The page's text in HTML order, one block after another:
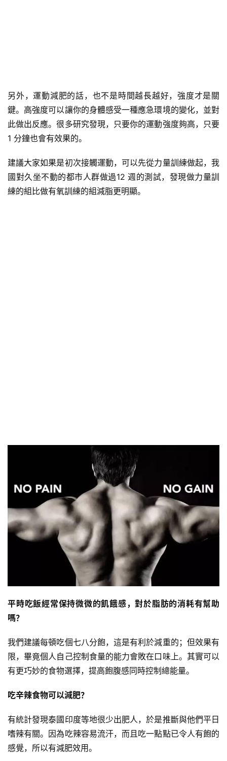
減
脂
計
另外，運動減肥的話，也不是時間越長越好，強度才是關
鍵。高強度可以讓你的身體感受一種應急環境的變化，並對
此做出反應。很多研究發現，只要你的運動強度夠高，只要
1 分鐘也會有效果的。
建議大家如果是初次接觸運動，可以先從力量訓練做起，我
國對久坐不動的都市人群做過12 週的測試，發現做力量訓
練的組比做有氧訓練的組減脂更明顯。
平時吃飯經常保持微微的飢餓感，對於脂肪的消耗有幫助
嗎？
我們建議每頓吃個七八分飽，這是有利於減重的；但效果有
限，畢竟個人自己控制食量的能力會敗在口味上。其實可以
有更巧妙的食物選擇，提高飽腹感同時控制總能量。
吃辛辣食物可以減肥？
有統計發現泰國印度等地很少出肥人，於是推斷與他們平日
嗜辣有關。因為吃辣容易流汗，而且吃一點點已令人有飽的
感覺，所以有減肥效用。